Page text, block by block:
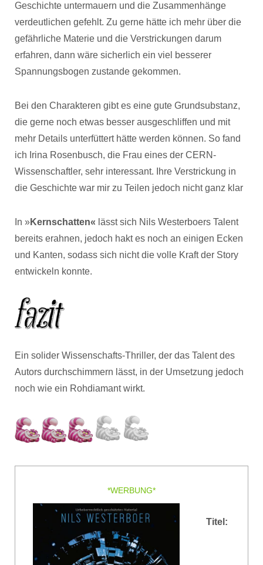
Geschichte untermauern und die Zusammenhänge
verdeutlichen gefehlt. Zu gerne hätte ich mehr über die
gefährliche Materie und die Verstrickungen darum
erfahren, dann wäre sicherlich ein viel besserer
Spannungsbogen zustande gekommen.
Bei den Charakteren gibt es eine gute Grundsubstanz,
die gerne noch etwas besser ausgeschliffen und mit
mehr Details unterfüttert hätte werden können. So fand
ich Irina Rosenbusch, die Frau eines der CERN-
Wissenschaftler, sehr interessant. Ihre Verstrickung in
die Geschichte war mir zu Teilen jedoch nicht ganz klar
In »Kernschatten« lässt sich Nils Westerboers Talent
bereits erahnen, jedoch hakt es noch an einigen Ecken
und Kanten, sodass sich nicht die volle Kraft der Story
entwickeln konnte.
Ein solider Wissenschafts-Thriller, der das Talent des
Autors durchschimmern lässt, in der Umsetzung jedoch
noch wie ein Rohdiamant wirkt.
*WERBUNG*
Titel: